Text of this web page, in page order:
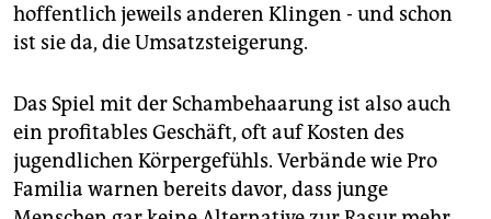
hoffentlich jeweils anderen Klingen - und schon
ist sie da, die Umsatzsteigerung.
Das Spiel mit der Schambehaarung ist also auch
ein profitables Geschäft, oft auf Kosten des
jugendlichen Körpergefühls. Verbände wie Pro
Familia warnen bereits davor, dass junge